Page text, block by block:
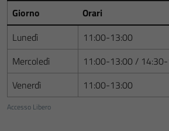
Accesso Libero
Giorno
Orari
Lunedì
11:00-13:00
Mercoledì
11:00-13:00 /
Venerdì
11:00-13:00